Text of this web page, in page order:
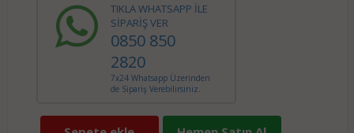
TIKLA WHATSAPP İLE
SİPARİŞ VER
0850 850
2820
7x24 Whatsapp Üzerinden
de Sipariş Verebilirsiniz.